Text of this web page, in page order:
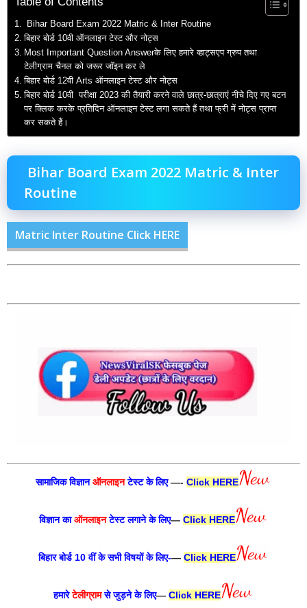
Bihar Board Exam 2022 Matric & Inter Routine
बिहार बोर्ड 10वी ऑनलाइन टेस्ट और नोट्स
Most Important Question Answerके लिए हमारे व्हाट्सएप ग्रुप तथा
टेलीग्राम चैनल को जरूर जॉइन कर ले
बिहार बोर्ड 12वी Arts ऑनलाइन टेस्ट और नोट्स
बिहार बोर्ड 10वी परीक्षा 2023 की तैयारी करने वाले छात्र-छात्राएं नीचे दिए गए बटन
पर क्लिक करके प्रतिदिन ऑनलाइन टेस्ट लगा सकते हैं तथा फ्री में नोट्स प्राप्त
कर सकते हैं।
Bihar Board Exam 2022 Matric & Inter
Routine
Matric Inter Routine Click HERE
सामाजिक विज्ञानऑनलाइनटेस्ट के लिए—- Click HERE
विज्ञान काऑनलाइनटेस्ट लगाने के लिए— Click HERE
बिहार बोर्ड 10 वीं के सभी विषयों के लिए-— Click HERE
हमारेटेलीग्रामसे जुड़ने के लिए— Click HERE